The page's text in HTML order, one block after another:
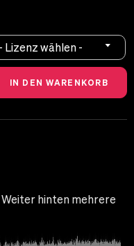
- Lizenz wählen -
hinten mehrere